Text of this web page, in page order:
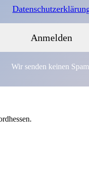
Wir senden keinen